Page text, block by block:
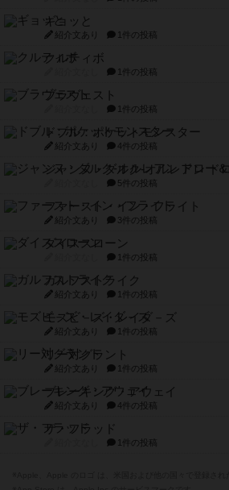
ギョッと
紹介文あり 1件の投稿
クルティボ
1件の投稿
ブラヴェスト
1件の投稿
ドブル：ポケットモンスター
紹介文あり 4件の投稿
ジャンヌ・ダルク-オルレアン ド
5件の投稿
ファースト・イン・フライト
紹介文あり 3件の投稿
ダイススローン
1件の投稿
ガルフストライク
紹介文あり 1件の投稿
モズビ－ズ・レイダ－ズ
紹介文あり 1件の投稿
リー対グラント
紹介文あり 1件の投稿
ブレーキング・アウェイ
紹介文あり 4件の投稿
ザ・フラッド
1件の投稿